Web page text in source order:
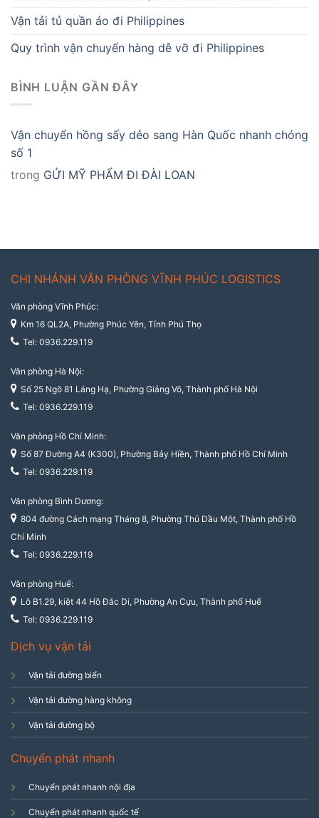
Vận tải tủ quần áo đi Philippines
Quy trình vận chuyển hàng dễ vỡ đi Philippines
BÌNH LUẬN GẦN ĐÂY
Vận chuyển hồng sấy dẻo sang Hàn Quốc nhanh chóng
số 1
trong GỬI MỸ PHẨM ĐI ĐÀI LOAN
CHI NHÁNH VĂN PHÒNG VĨNH PHÚC LOGISTICS
Văn phòng Vĩnh Phúc:
Km 16 QL2A, Phường Phúc Yên, Tỉnh Phú Thọ
Tel: 0936.229.119
Văn phòng Hà Nội:
Số 25 Ngõ 81 Láng Hạ, Phường Giảng Võ, Thành phố Hà Nội
Tel: 0936.229.119
Văn phòng Hồ Chí Minh:
Số 87 Đường A4 (K300), Phường Bảy Hiền, Thành phố Hồ Chí Minh
Tel: 0936.229.119
Văn phòng Bình Dương:
804 đường Cách mạng Tháng 8, Phường Thủ Dầu Một, Thành phố Hồ
Chí Minh
Tel: 0936.229.119
Văn phòng Huế:
Lô B1.29, kiệt 44 Hồ Đắc Di, Phường An Cựu, Thành phố Huế
Tel: 0936.229.119
Dịch vụ vận tải
Vận tải đường biển
Vận tải đường hàng không
Vận tải đường bộ
Chuyển phát nhanh
Chuyển phát nhanh nội địa
Chuyển phát nhanh quốc tế